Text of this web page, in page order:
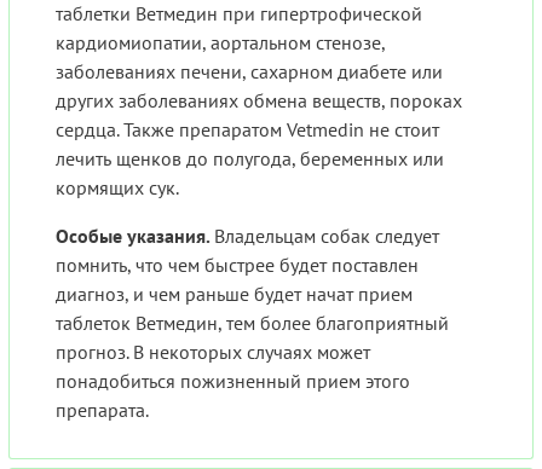
таблетки Ветмедин при гипертрофической
кардиомиопатии, аортальном стенозе,
заболеваниях печени, сахарном диабете или
других заболеваниях обмена веществ, пороках
сердца. Также препаратом Vetmedin не стоит
лечить щенков до полугода, беременных или
кормящих сук.
Особые указания. Владельцам собак следует
помнить, что чем быстрее будет поставлен
диагноз, и чем раньше будет начат прием
таблеток Ветмедин, тем более благоприятный
прогноз. В некоторых случаях может
понадобиться пожизненный прием этого
препарата.